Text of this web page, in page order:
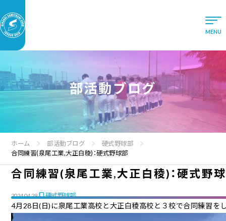
部活動ブログ
ホーム 部活動ブログ
硬式野球部
合同練習(泉尾工業,大正白稜)：硬式野球部
合同練習(泉尾工業,大正白稜)：硬式野
2024.04.29 硬式野球部
4月28日(日)に泉尾工業高校と大正白稜高校と３校で合同練習を